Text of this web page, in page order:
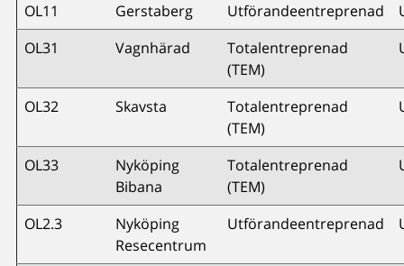
OL11
Gerstaberg Utförandeentreprenad
OL31
Vagnhärad
Totalentreprenad
(TEM)
OL32 Skavsta
Totalentreprenad
(TEM)
OL33
Nyköping
Bibana
Totalentreprenad
(TEM)
OL2.3
Nyköping
Resecentrum
Utförandeentreprenad